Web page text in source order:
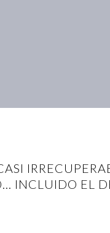
INCLUIDO EL